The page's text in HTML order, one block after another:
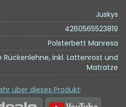
Juskys
4260565523819
Polsterbett Manresa
inkl. Lattenrost und
Matratze
über dieses Produkt: